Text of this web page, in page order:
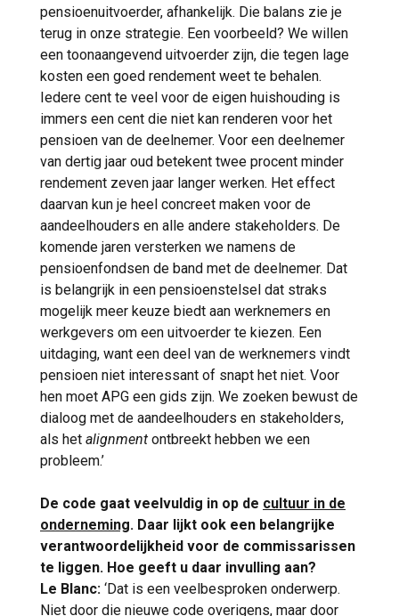
pensioenuitvoerder, afhankelijk. Die balans zie je
terug in onze strategie. Een voorbeeld? We willen
een toonaangevend uitvoerder zijn, die tegen lage
kosten een goed rendement weet te behalen.
Iedere cent te veel voor de eigen huishouding is
immers een cent die niet kan renderen voor het
pensioen van de deelnemer. Voor een deelnemer
van dertig jaar oud betekent twee procent minder
rendement zeven jaar langer werken. Het effect
daarvan kun je heel concreet maken voor de
aandeelhouders en alle andere stakeholders. De
komende jaren versterken we namens de
pensioenfondsen de band met de deelnemer. Dat
is belangrijk in een pensioenstelsel dat straks
mogelijk meer keuze biedt aan werknemers en
werkgevers om een uitvoerder te kiezen. Een
uitdaging, want een deel van de werknemers vindt
pensioen niet interessant of snapt het niet. Voor
hen moet APG een gids zijn. We zoeken bewust de
dialoog met de aandeelhouders en stakeholders,
als het alignment ontbreekt hebben we een
probleem.’
De code gaat veelvuldig in op de cultuur in de
onderneming. Daar lijkt ook een belangrijke
verantwoordelijkheid voor de commissarissen
te liggen. Hoe geeft u daar invulling aan?
Le Blanc: ‘Dat is een veelbesproken onderwerp.
Niet door die nieuwe code overigens, maar door